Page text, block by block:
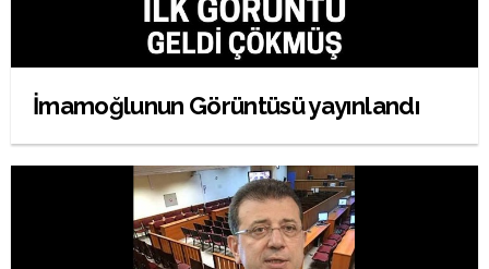
İmamoğlunun Görüntüsü yayınlandı